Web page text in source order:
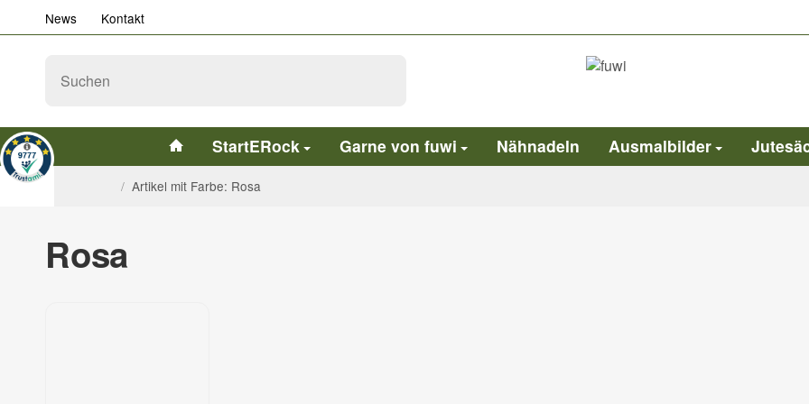
News Kontakt
StartERock Garne von fuwi Nähnadeln Ausmalbilder
/ Artikel mit Farbe: Rosa
Rosa